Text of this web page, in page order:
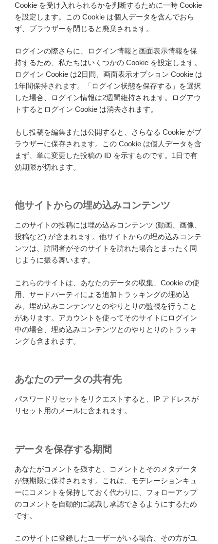
Cookie を受け入れられるかを判断するために一時 Cookie
を設定します。この Cookie は個人データを含んでおら
ず、ブラウザーを閉じると廃棄されます。
ログインの際さらに、ログイン情報と画面表示情報を保
持するため、私たちはいくつかの Cookie を設定します。
ログイン Cookie は2日間、画面表示オプション Cookie は
1年間保持されます。「ログイン状態を保存する」を選択
した場合、ログイン情報は2週間維持されます。ログアウ
トするとログイン Cookie は消去されます。
もし投稿を編集または公開すると、さらなる Cookie がブ
ラウザーに保存されます。この Cookie は個人データを含
まず、単に変更した投稿の ID を示すものです。1日で有
効期限が切れます。
他サイトからの埋め込みコンテンツ
このサイトの投稿には埋め込みコンテンツ (動画、画像、
投稿など) が含まれます。他サイトからの埋め込みコンテ
ンツは、訪問者がそのサイトを訪れた場合とまったく同
じように振る舞います。
これらのサイトは、あなたのデータの収集、Cookie の使
用、サードパーティによる追加トラッキングの埋め込
み、埋め込みコンテンツとのやりとりの監視を行うこと
があります。アカウントを使ってそのサイトにログイン
中の場合、埋め込みコンテンツとのやりとりのトラッキ
ングも含まれます。
あなたのデータの共有先
パスワードリセットをリクエストすると、IP アドレスが
リセット用のメールに含まれます。
データを保存する期間
あなたがコメントを残すと、コメントとそのメタデータ
が無期限に保持されます。これは、モデレーションキュ
ーにコメントを保持しておく代わりに、フォローアップ
のコメントを自動的に認識し承認できるようにするため
です。
このサイトに登録したユーザーがいる場合、その方がユ